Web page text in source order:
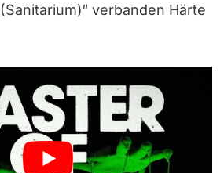
verbanden Härte